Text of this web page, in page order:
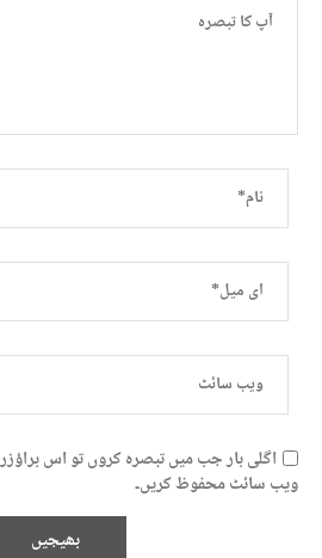
اگلی بار جب میں تبصرہ کروں تو اس براؤزر
ویب سائٹ محفوظ کریں۔